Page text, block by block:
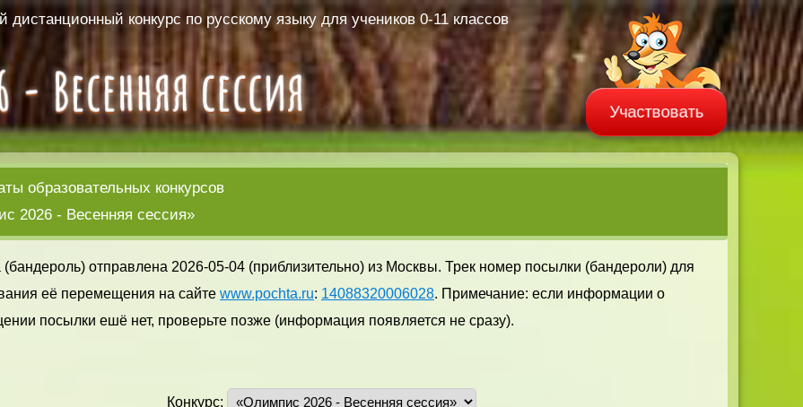
конкурс по русскому языку для учеников 0-11 классов
Участвовать
образовательных конкурсов
2026 - Весенняя сессия»
отправлена 2026-05-04 (приблизительно) из Москвы. Трек номер посылки (бандероли) для
её перемещения на сайте www.pochta.ru: 14088320006028. Примечание: если информации о
посылки ешё нет, проверьте позже (информация появляется не сразу).
Конкурс: